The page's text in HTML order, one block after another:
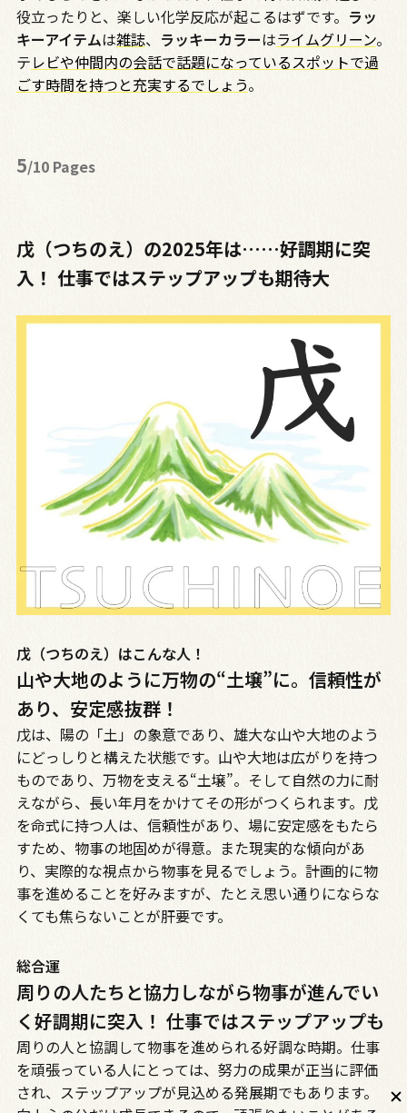
役立ったりと、楽しい化学反応が起こるはずです。 ラッ
キーアイテムは雑誌、 ラッキーカラーはライムグリーン。
テレビや仲間内の会話で話題になっているスポットで過
ごす時間を持つと充実するでしょう。
5/10 Pages
戊（つちのえ）の2025年は……好調期に突
入！ 仕事ではステップアップも期待大
戊（つちのえ）はこんな人！
山や大地のように万物の“土壌”に。信頼性が
あり、安定感抜群！
戊は、陽の「土」の象意であり、雄大な山や大地のよう
にどっしりと構えた状態です。山や大地は広がりを持つ
ものであり、万物を支える“土壌”。そして自然の力に耐
えながら、長い年月をかけてその形がつくられます。戊
を命式に持つ人は、信頼性があり、場に安定感をもたら
すため、物事の地固めが得意。また現実的な傾向があ
り、実際的な視点から物事を見るでしょう。計画的に物
事を進めることを好みますが、たとえ思い通りにならな
くても焦らないことが肝要です。
総合運
周りの人たちと協力しながら物事が進んでい
く好調期に突入！ 仕事ではステップアップも
周りの人と協調して物事を進められる好調な時期。仕事
を頑張っている人にとっては、努力の成果が正当に評価
され、ステップアップが見込める発展期でもあります。